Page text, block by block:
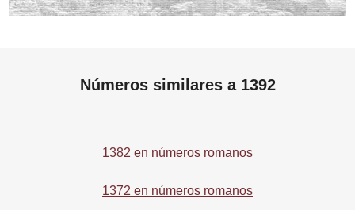
Números similares a 1392
1382 en números romanos
1372 en números romanos